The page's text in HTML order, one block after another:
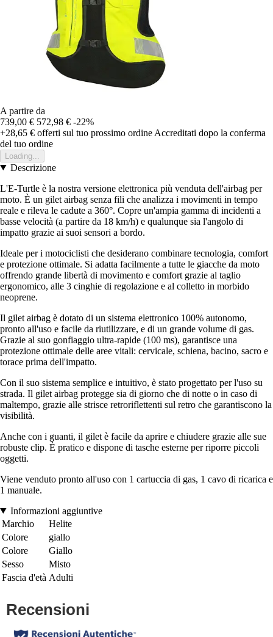
A partire da
739,00 € 572,98 € -22%
+28,65 € offerti sul tuo prossimo ordine Accreditati dopo la conferma
del tuo ordine
Loading...
Descrizione
L'E-Turtle è la nostra versione elettronica più venduta dell'airbag per
moto. È un gilet airbag senza fili che analizza i movimenti in tempo
reale e rileva le cadute a 360°. Copre un'ampia gamma di incidenti a
basse velocità (a partire da 18 km/h) e qualunque sia l'angolo di
impatto grazie ai suoi sensori a bordo.
Ideale per i motociclisti che desiderano combinare tecnologia, comfort
e protezione ottimale. Si adatta facilmente a tutte le giacche da moto
offrendo grande libertà di movimento e comfort grazie al taglio
ergonomico, alle 3 cinghie di regolazione e al colletto in morbido
neoprene.
Il gilet airbag è dotato di un sistema elettronico 100% autonomo,
pronto all'uso e facile da riutilizzare, e di un grande volume di gas.
Grazie al suo gonfiaggio ultra-rapide (100 ms), garantisce una
protezione ottimale delle aree vitali: cervicale, schiena, bacino, sacro e
torace prima dell'impatto.
Con il suo sistema semplice e intuitivo, è stato progettato per l'uso su
strada. Il gilet airbag protegge sia di giorno che di notte o in caso di
maltempo, grazie alle strisce retroriflettenti sul retro che garantiscono la
visibilità.
Anche con i guanti, il gilet è facile da aprire e chiudere grazie alle sue
robuste clip. È pratico e dispone di tasche esterne per riporre piccoli
oggetti.
Viene venduto pronto all'uso con 1 cartuccia di gas, 1 cavo di ricarica e
1 manuale.
Informazioni aggiuntive
Marchio
Helite
Colore
giallo
Colore
Giallo
Sesso
Misto
Fascia d'età Adulti